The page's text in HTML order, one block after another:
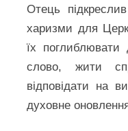
Отець
харизми для
їх
слово, жити
відповідати на
духовне